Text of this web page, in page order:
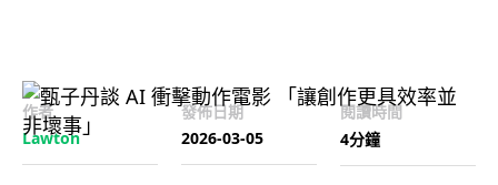
作者
Lawton
發佈日期
2026-03-05
閱讀時間
4分鐘